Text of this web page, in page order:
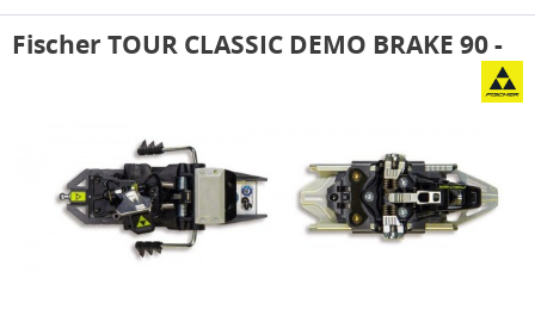
Fischer TOUR CLASSIC DEMO BRAKE 90 -